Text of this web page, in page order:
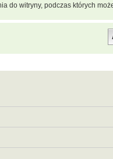
do witryny, podczas których